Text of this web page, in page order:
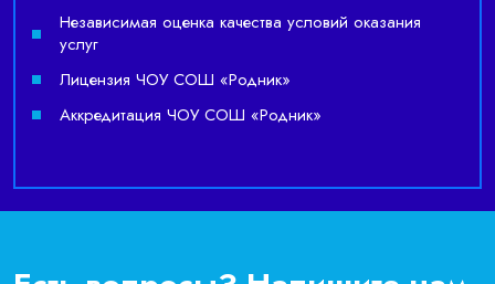
Независимая оценка качества условий оказания
услуг
Лицензия ЧОУ СОШ «Родник»
Аккредитация ЧОУ СОШ «Родник»